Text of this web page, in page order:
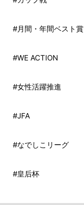
#月間・年間ベスト賞
#WE ACTION
#女性活躍推進
#JFA
#なでしこリーグ
#皇后杯